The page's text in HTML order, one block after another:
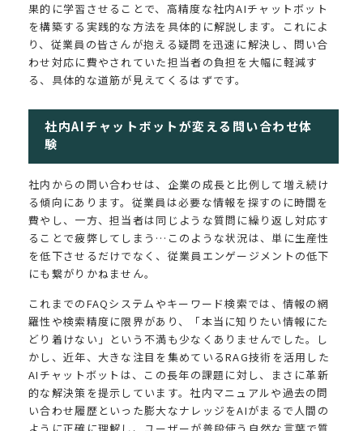
果的に学習させることで、高精度な社内AIチャットボット
を構築する実践的な方法を具体的に解説します。これによ
り、従業員の皆さんが抱える疑問を迅速に解決し、問い合
わせ対応に費やされていた担当者の負担を大幅に軽減す
る、具体的な道筋が見えてくるはずです。
社内AIチャットボットが変える問い合わせ体
験
社内からの問い合わせは、企業の成長と比例して増え続け
る傾向にあります。従業員は必要な情報を探すのに時間を
費やし、一方、担当者は同じような質問に繰り返し対応す
ることで疲弊してしまう…このような状況は、単に生産性
を低下させるだけでなく、従業員エンゲージメントの低下
にも繋がりかねません。
これまでのFAQシステムやキーワード検索では、情報の網
羅性や検索精度に限界があり、「本当に知りたい情報にた
どり着けない」という不満も少なくありませんでした。し
かし、近年、大きな注目を集めているRAG技術を活用した
AIチャットボットは、この長年の課題に対し、まさに革新
的な解決策を提示しています。社内マニュアルや過去の問
い合わせ履歴といった膨大なナレッジをAIがまるで人間の